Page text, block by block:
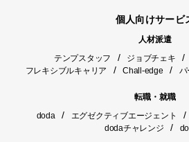
個人向けサービ
人材派遣
テンプスタッフ
/ ジョブチェキ /
フレキシブルキャリア / Chall-edge / パ
転職・就職
doda
/ エグゼクティブエージェント /
dodaチャレンジ /